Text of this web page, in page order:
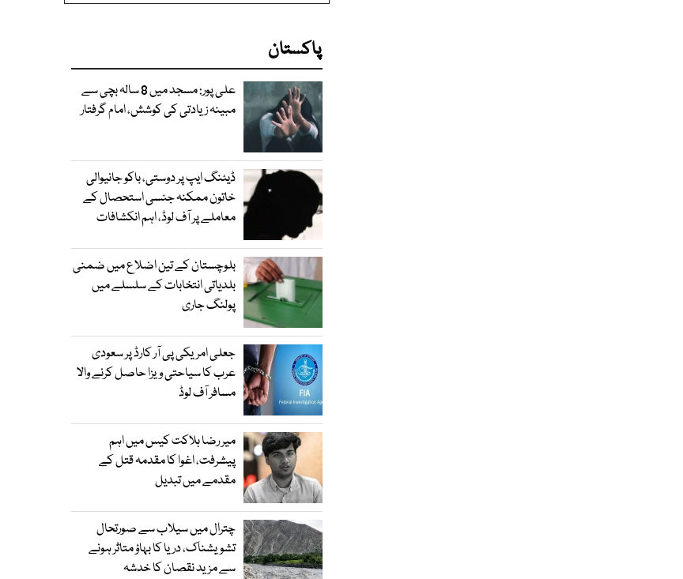
پاکستان
علی پور: مسجد میں 8 سالہ بچی سے
مبینہ زیادتی کی کوشش، امام گرفتار
ڈیٹنگ ایپ پر دوستی، باکو جانیوالی
خاتون ممکنہ جنسی استحصال کے
معاملے پر آف لوڈ، اہم انکشافات
بلوچستان کے تین اضلاع میں ضمنی
بلدیاتی انتخابات کے سلسلے میں
پولنگ جاری
جعلی امریکی پی آر کارڈ پر سعودی
عرب کا سیاحتی ویزا حاصل کرنے والا
مسافر آف لوڈ
میر رضا ہلاکت کیس میں اہم
پیشرفت، اغوا کا مقدمہ قتل کے
مقدمے میں تبدیل
چترال میں سیلاب سے صورتحال
تشویشناک، دریا کا بہاؤ متاثر ہونے
سے مزید نقصان کا خدشہ